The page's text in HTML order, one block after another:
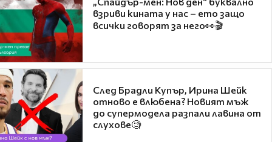
взриви кината у нас – ето защо
всички говорят за него👀🎬
След Брадли Купър, Ирина Шейк
отново е влюбена? Новият мъж
до супермодела разпали лавина от
слухове🧐